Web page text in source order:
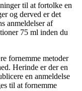
til at fortolke en
og derved er det
anmeldelser af
75 ml inden du
fornemme metoder
Herinde er der en
en anmeldelse
til at fornemme